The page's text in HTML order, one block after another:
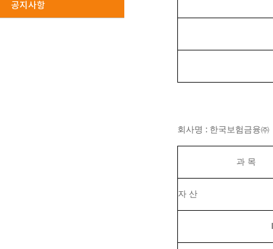
공지사항
회사명 : 한국보험금융㈜
과 목
자 산